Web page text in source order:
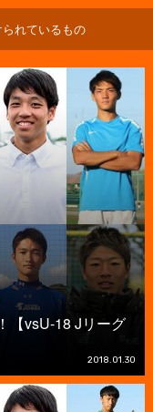
れているもの
【vsU-18 Jリーグ
2018.01.30